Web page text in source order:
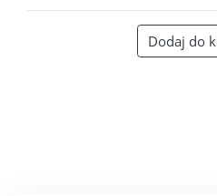
Dodaj do